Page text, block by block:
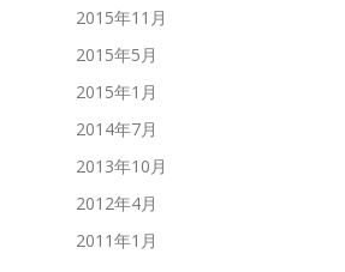
2015年11月
2015年5月
2015年1月
2014年7月
2013年10月
2012年4月
2011年1月